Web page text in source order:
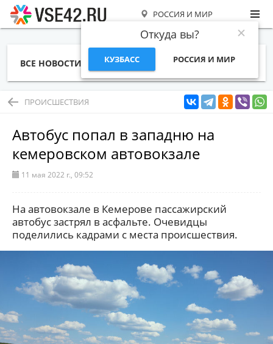
РОССИЯ И МИР
Откуда вы?
КУЗБАСС РОССИЯ И МИР
ВСЕ НОВОСТИ СТАТЬИ ТЕМЫ ФОТО
ПРОИСШЕСТВИЯ
Автобус попал в западню на
кемеровском автовокзале
11 мая 2022 г., 09:52
На автовокзале в Кемерове пассажирский
автобус застрял в асфальте. Очевидцы
поделились кадрами с места происшествия.